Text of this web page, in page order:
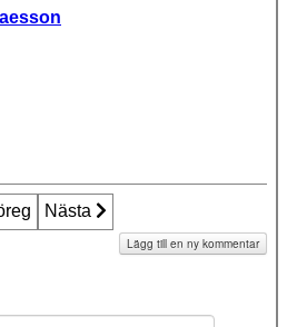
artikel:
Nästa artikel:
Nästa
Lägg till en ny kommentar